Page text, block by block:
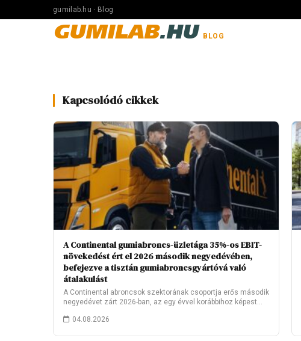
gumilab.hu · Blog
GUMILAB.HU BLOG
Kapcsolódó cikkek
A Continental gumiabroncs-üzletága 35%-os EBIT-
növekedést ért el 2026 második negyedévében,
befejezve a tisztán gumiabroncsgyártóvá való
átalakulást
A Continental abroncsok szektorának csoportja erős második
negyedévet zárt 2026-ban, az egy évvel korábbihoz képest…
04.08.2026